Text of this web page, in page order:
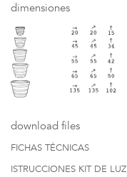
dimensiones
download files
FICHAS TÉCNICAS
ISTRUCCIONES KIT DE LUZ